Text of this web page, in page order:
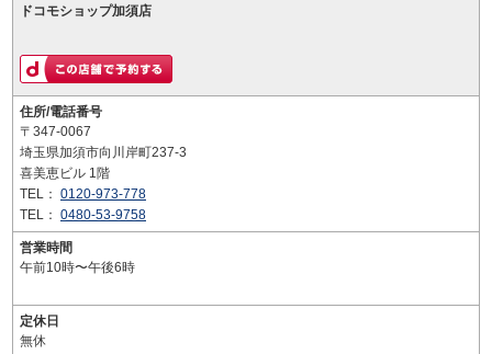
ドコモショップ加須店
住所/電話番号
〒347-0067
埼玉県加須市向川岸町237-3
喜美恵ビル 1階
TEL： 0120-973-778
TEL： 0480-53-9758
営業時間
午前10時〜午後6時
定休日
無休